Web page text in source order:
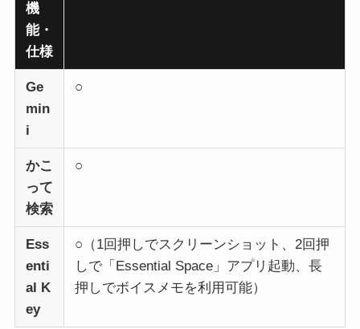
機
能・
仕様
Ge
min
i
○
かこ
って
検索
○
Ess
enti
al K
ey
○（1回押しでスクリーンショット、2回押
しで「Essential Space」アプリ起動、長
押しでボイスメモを利用可能）